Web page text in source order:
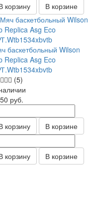
корзину В корзине
баскетбольный Wilson
Replica Asg Eco
(5)
руб.
корзину В корзине
корзину
В корзине